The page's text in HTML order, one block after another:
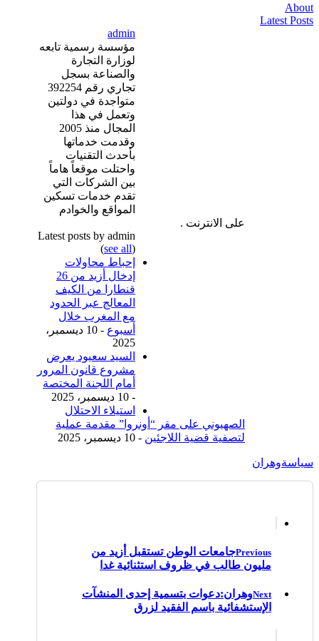
About
Latest Posts
admin
مؤسسة رسمية تابعه
لوزارة التجارة
والصناعة بسجل
تجاري رقم 392254
متواجدة في دولتين
وتعمل في هذا
المجال منذ 2005
وقدمت خدماتها
بأحدث التقنيات
واحتلت موقعاً هاماً
بين الشركات التي
تقدم خدمات تسكين
المواقع والخوادم
على الانترنت .
Latest posts by admin
(see all)
إحباط محاولات
إدخال أزيد من 26
قنطارا من الكيف
المعالج عبر الحدود
مع المغرب خلال
أسبوع
- 10 ديسمبر،
2025
السيد سعيود يعرض
مشروع قانون المرور
أمام اللجنة المختصة
- 10 ديسمبر، 2025
استيلاء الاحتلال
الصهيوني على مقر “أونروا” مقدمة عملية
لتصفية قضية اللاجئين - 10 ديسمبر، 2025
سياسةوهران
Previousجامعات الوطن تستقبل أزيد من
مليون طالب في ظروف استثنائية غدا
Nextوهران:دعوات بتسمية إحدى المنشآت
الإستشفائية باسم الفقيد لزرق